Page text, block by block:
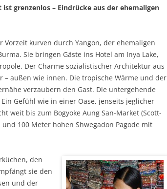
grenzenlos – Eindrücke aus der ehemaligen
kurven durch Yangon, der ehemaligen
Sie bringen Gäste ins Hotel am Inya Lake,
Der Charme sozialistischer Architektur aus
– außen wie innen. Die tropische Wärme und der
verzaubern den Gast. Die untergehende
Gefühl wie in einer Oase, jenseits jeglicher
weit bis zum Bogyoke Aung San-Market (Scott-
100 Meter hohen Shwegadon Pagode mit
den
sie den
und der